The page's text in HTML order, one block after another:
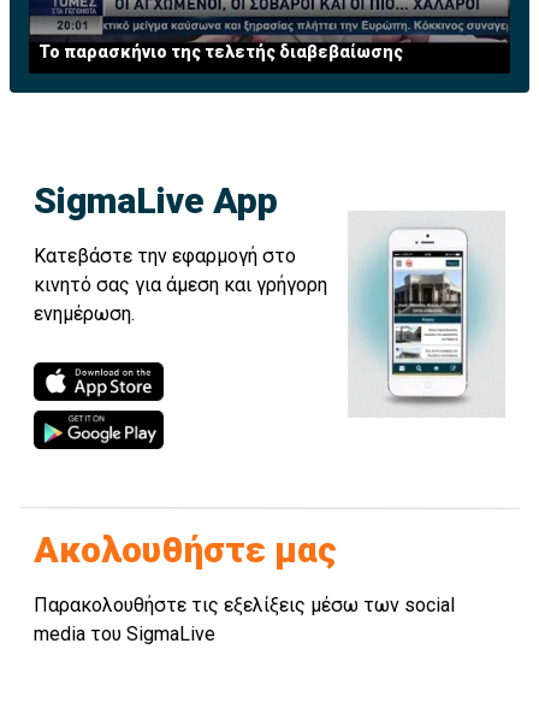
Το παρασκήνιο της τελετής διαβεβαίωσης
SigmaLive App
Κατεβάστε την εφαρμογή στο
κινητό σας για άμεση και γρήγορη
ενημέρωση.
Ακολουθήστε μας
Παρακολουθήστε τις εξελίξεις μέσω των social
media του SigmaLive